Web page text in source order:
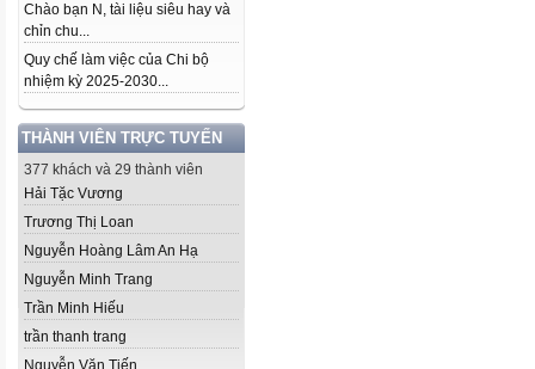
Chào bạn N, tài liệu siêu hay và
chỉn chu...
Quy chế làm việc của Chi bộ
nhiệm kỳ 2025-2030...
THÀNH VIÊN TRỰC TUYẾN
377 khách và 29 thành viên
Hải Tặc Vương
Trương Thị Loan
Nguyễn Hoàng Lâm An Hạ
Nguyễn Minh Trang
Trần Minh Hiếu
trần thanh trang
Nguyễn Văn Tiến